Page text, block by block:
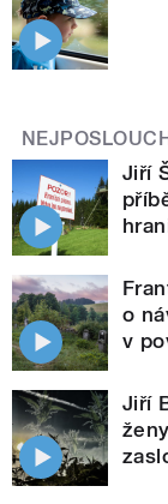
Jiří
o
v
Jiří